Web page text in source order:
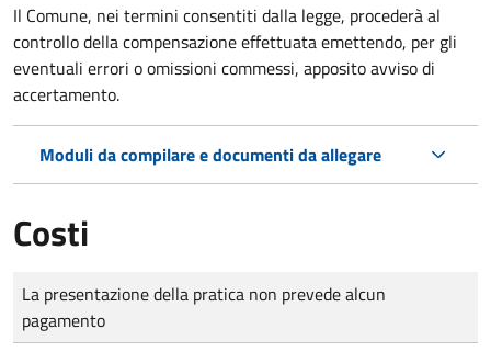
Il Comune, nei termini consentiti dalla legge, procederà al
controllo della compensazione effettuata emettendo, per gli
eventuali errori o omissioni commessi, apposito avviso di
accertamento.
Moduli da compilare e documenti da allegare
Costi
Tipo di pagamento
Importo
La presentazione della pratica non prevede alcun
pagamento